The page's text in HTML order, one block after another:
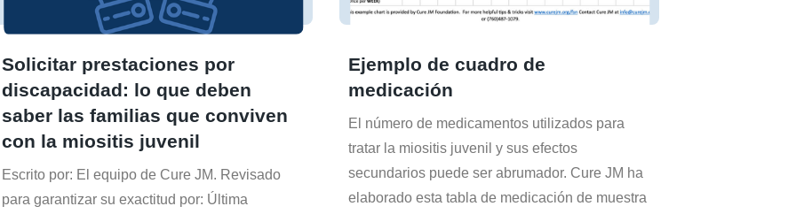
Solicitar prestaciones por
discapacidad: lo que deben
saber las familias que conviven
con la miositis juvenil
Escrito por: El equipo de Cure JM. Revisado
para garantizar su exactitud por: Última
Ejemplo de cuadro de
medicación
El número de medicamentos utilizados para
tratar la miositis juvenil y sus efectos
secundarios puede ser abrumador. Cure JM ha
elaborado esta tabla de medicación de muestra